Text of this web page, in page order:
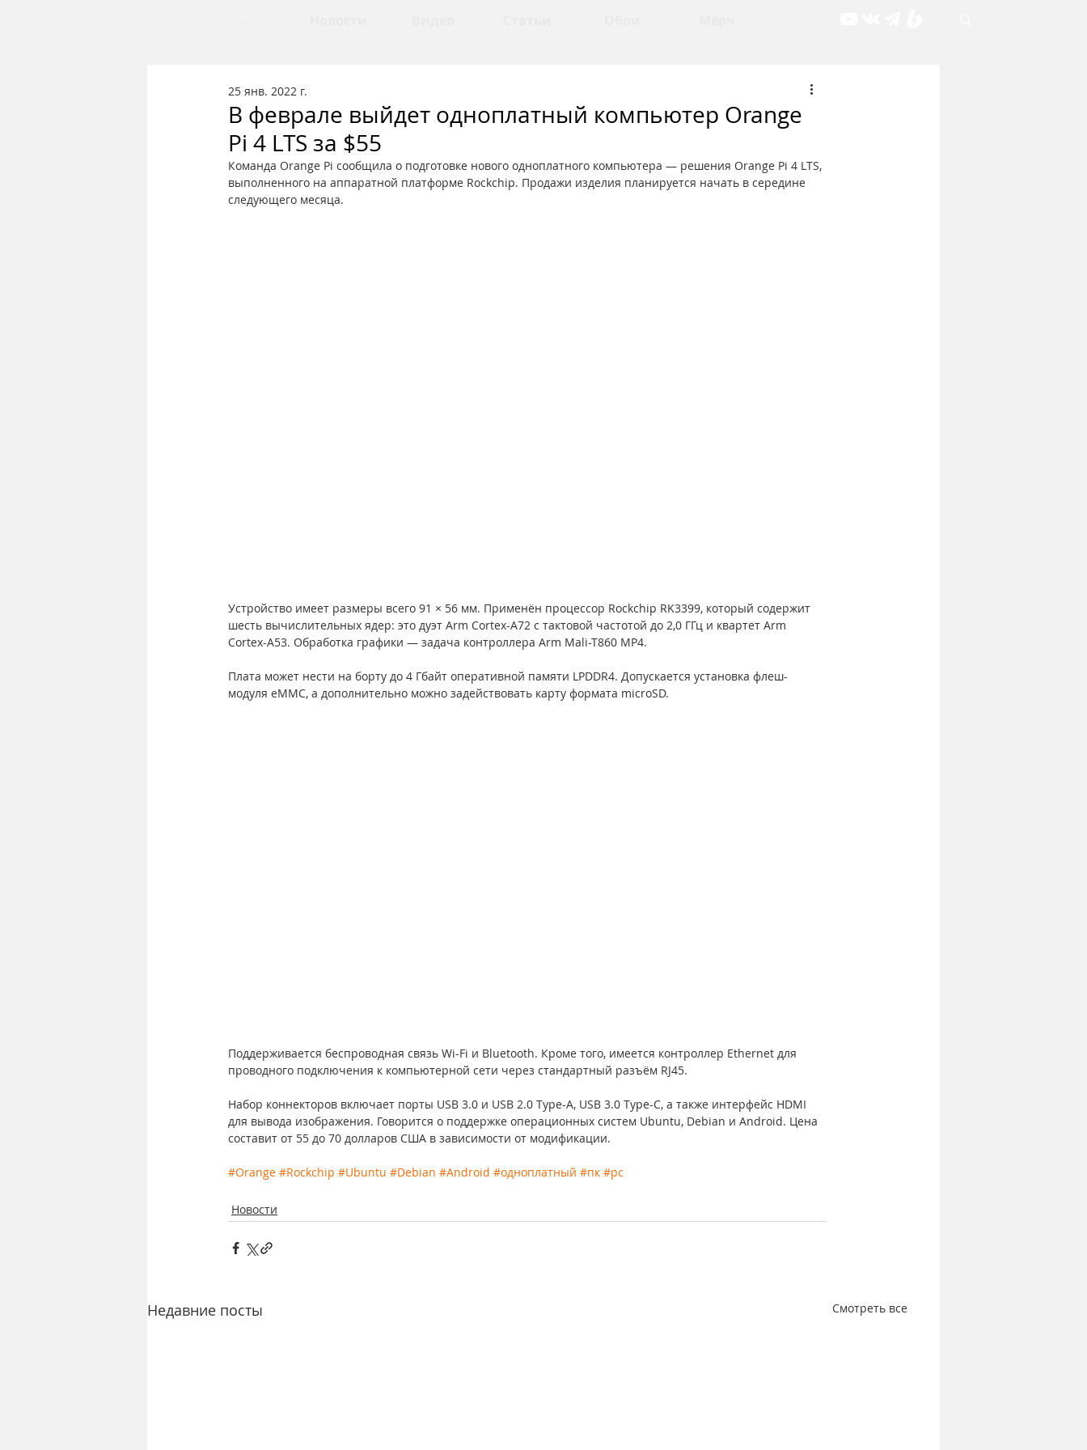
В феврале выйдет одноплатный компьютер Orange
Pi 4 LTS за $55
25 янв. 2022 г.
Команда Orange Pi сообщила о подготовке нового одноплатного компьютера — решения Orange Pi 4 LTS,
выполненного на аппаратной платформе Rockchip. Продажи изделия планируется начать в середине
следующего месяца.
Устройство имеет размеры всего 91 × 56 мм. Применён процессор Rockchip RK3399, который содержит
шесть вычислительных ядер: это дуэт Arm Cortex-A72 с тактовой частотой до 2,0 ГГц и квартет Arm
Cortex-A53. Обработка графики — задача контроллера Arm Mali-T860 MP4.
Плата может нести на борту до 4 Гбайт оперативной памяти LPDDR4. Допускается установка флеш-
модуля eMMC, а дополнительно можно задействовать карту формата microSD.
Поддерживается беспроводная связь Wi-Fi и Bluetooth. Кроме того, имеется контроллер Ethernet для
проводного подключения к компьютерной сети через стандартный разъём RJ45.
Набор коннекторов включает порты USB 3.0 и USB 2.0 Type-A, USB 3.0 Type-C, а также интерфейс HDMI
для вывода изображения. Говорится о поддержке операционных систем Ubuntu, Debian и Android. Цена
составит от 55 до 70 долларов США в зависимости от модификации.
#Orange #Rockchip #Ubuntu #Debian #Android #одноплатный #пк #pc
Новости
Недавние посты Смотреть все